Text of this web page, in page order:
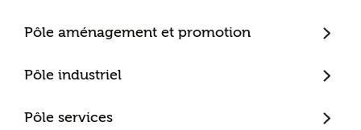
Mureno
Pôle aménagement et promotion
Pôle industriel
Pôle services